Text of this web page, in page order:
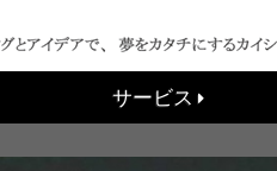
サービス